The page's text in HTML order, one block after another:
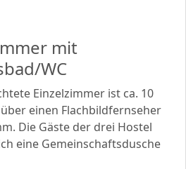
mit
WC
Einzelzimmer ist ca. 10
einen Flachbildfernseher
Die Gäste der drei Hostel
eine Gemeinschaftsdusche